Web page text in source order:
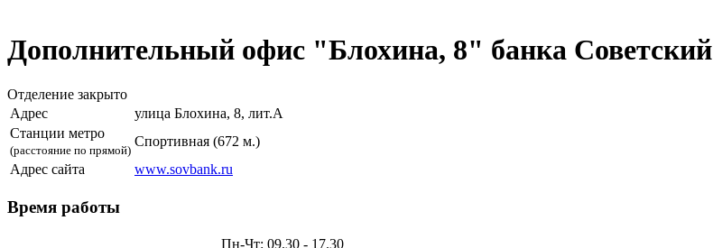
Дополнительный офис "Блохина, 8" банка Советский
Отделение закрыто
Адрес
улица Блохина, 8, лит.А
Станции метро
(расстояние по прямой)
Спортивная (672 м.)
Адрес сайта
www.sovbank.ru
Время работы
Пн-Чт: 09.30 - 17.30